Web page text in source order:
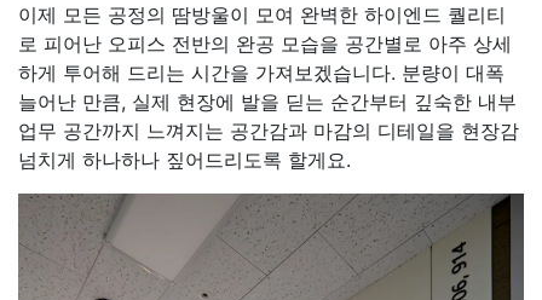
이제 모든 공정의 땀방울이 모여 완벽한 하이엔드 퀄리티
로 피어난 오피스 전반의 완공 모습을 공간별로 아주 상세
하게 투어해 드리는 시간을 가져보겠습니다. 분량이 대폭
늘어난 만큼, 실제 현장에 발을 딛는 순간부터 깊숙한 내부
업무 공간까지 느껴지는 공간감과 마감의 디테일을 현장감
넘치게 하나하나 짚어드리도록 할게요.